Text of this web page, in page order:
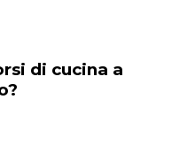
di cucina a